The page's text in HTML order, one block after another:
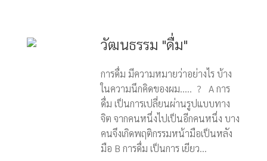
วัฒนธรรม "ดื่ม"
การดื่ม มีความหมายว่าอย่างไร บ้าง
ในความนึกคิดของผม….. ? A การ
ดื่ม เป็นการเปลี่ยนผ่านรูปแบบทาง
จิต จากคนหนึ่งไปเป็นอีกคนหนึ่ง บาง
คนจึงเกิดพฤติกรรมหน้ามือเป็นหลัง
มือ B การดื่ม เป็นการ เยียว...